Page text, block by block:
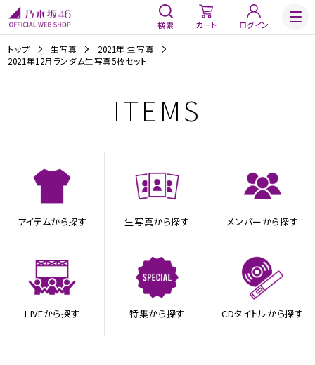
検索 カート ログイン
トップ 生写真
2021年 生写真
2021年12月ランダム生写真5枚セット
ITEMS
アイテムから探す 生写真から探す メンバーから探す
LIVEから探す 特集から探す CDタイトルから探す